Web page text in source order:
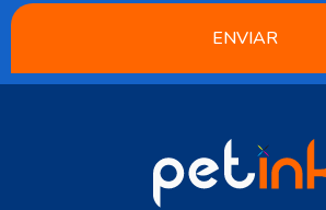
ENVIAR